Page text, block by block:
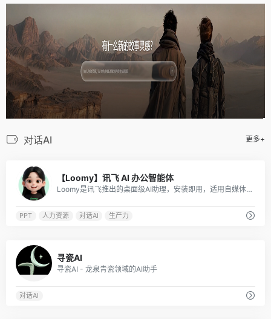
对话AI 更多+
【Loomy】讯飞 AI 办公智能体
Loomy是讯飞推出的桌面级AI助理，安装即用，适用自媒体、办公、日程等场景，能学习你的工作习惯，越用越懂你。
PPT 人力资源 对话AI 生产力
寻瓷AI
寻瓷AI - 龙泉青瓷领域的AI助手
对话AI